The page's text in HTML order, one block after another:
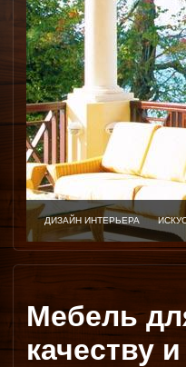
ДИЗАЙН ИНТЕРЬЕРА
Мебель
качеству